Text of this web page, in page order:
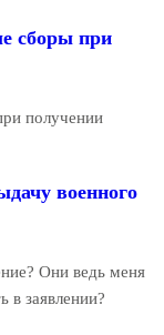
сборы при
получении
военного
Они ведь меня
в заявлении?